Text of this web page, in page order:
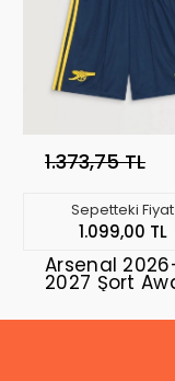
1.373,75 TL
Sepetteki Fiyat
1.099,00 TL
Arsenal
2027 Şort